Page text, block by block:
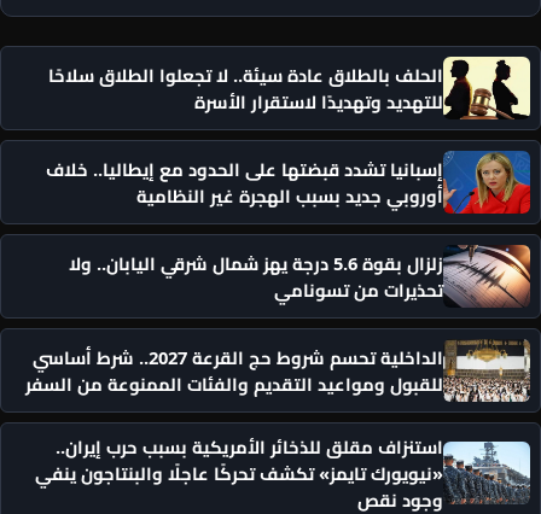
الحلف بالطلاق عادة سيئة.. لا تجعلوا الطلاق سلاحًا
للتهديد وتهديدًا لاستقرار الأسرة
إسبانيا تشدد قبضتها على الحدود مع إيطاليا.. خلاف
أوروبي جديد بسبب الهجرة غير النظامية
زلزال بقوة 5.6 درجة يهز شمال شرقي اليابان.. ولا
تحذيرات من تسونامي
الداخلية تحسم شروط حج القرعة 2027.. شرط أساسي
للقبول ومواعيد التقديم والفئات الممنوعة من السفر
استنزاف مقلق للذخائر الأمريكية بسبب حرب إيران..
«نيويورك تايمز» تكشف تحركًا عاجلًا والبنتاجون ينفي
وجود نقص